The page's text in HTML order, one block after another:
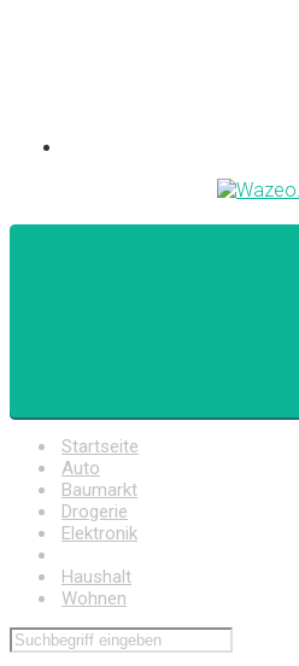
Startseite
Auto
Baumarkt
Drogerie
Elektronik
Haushalt
Wohnen